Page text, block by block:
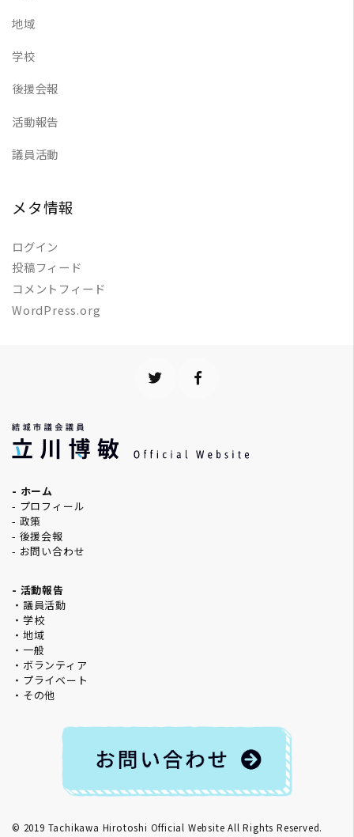
地域
学校
後援会報
活動報告
議員活動
メタ情報
ログイン
投稿フィード
コメントフィード
WordPress.org
- ホーム
- プロフィール
- 政策
- 後援会報
- お問い合わせ
- 活動報告
・議員活動
・学校
・地域
・一般
・ボランティア
・プライベート
・その他
© 2019 Tachikawa Hirotoshi Official Website All Rights Reserved.